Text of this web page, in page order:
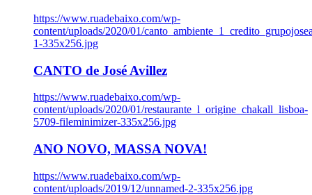
https://www.ruadebaixo.com/wp-
content/uploads/2020/01/
1-335x256.jpg
CANTO de José Avillez
https://www.ruadebaixo.com/wp-
content/uploads/2020/01/restaurante_l_origine_chakall_lisboa-
5709-fileminimizer-335x256.jpg
ANO NOVO, MASSA NOVA!
https://www.ruadebaixo.com/wp-
content/uploads/2019/12/unnamed-2-335x256.jpg